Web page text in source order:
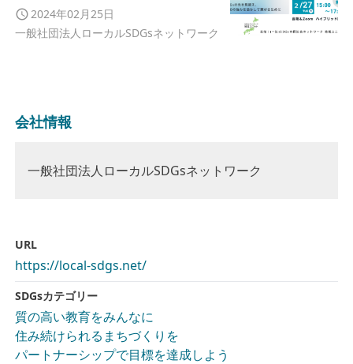
2024年02月25日
一般社団法人ローカルSDGsネットワーク
会社情報
一般社団法人ローカルSDGsネットワーク
URL
https://local-sdgs.net/
SDGsカテゴリー
質の高い教育をみんなに
住み続けられるまちづくりを
パートナーシップで目標を達成しよう